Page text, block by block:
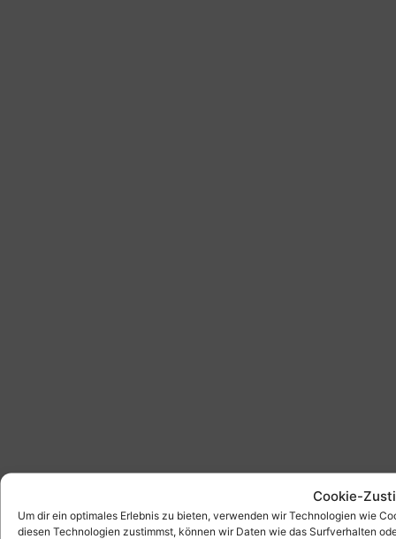
Cookie-
Um dir ein optimales Erlebnis zu bieten, verwenden wir Technologien wie
diesen Technologien zustimmst, können wir Daten wie das Surfverhalten